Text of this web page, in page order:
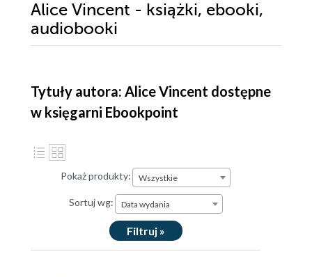
Alice Vincent - książki, ebooki,
audiobooki
Tytuły autora: Alice Vincent dostępne
w księgarni Ebookpoint
Pokaż produkty: Wszystkie
Sortuj wg: Data wydania
Filtruj »